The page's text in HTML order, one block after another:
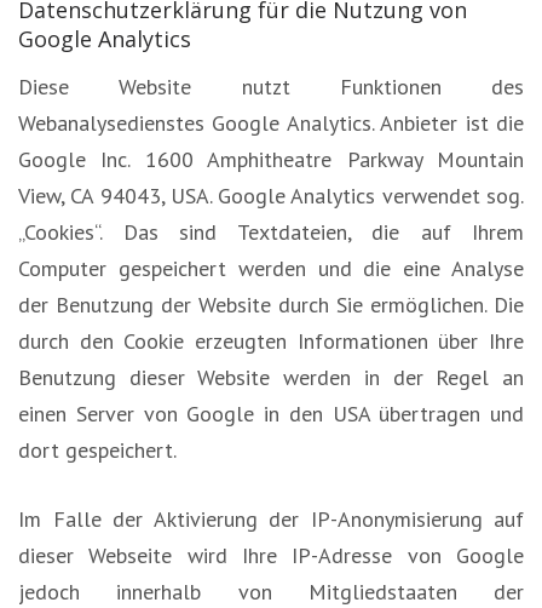
Datenschutzerklärung für die Nutzung von
Google Analytics
Diese Website nutzt Funktionen des
Webanalysedienstes Google Analytics. Anbieter ist die
Google Inc. 1600 Amphitheatre Parkway Mountain
View, CA 94043, USA. Google Analytics verwendet sog.
„Cookies“. Das sind Textdateien, die auf Ihrem
Computer gespeichert werden und die eine Analyse
der Benutzung der Website durch Sie ermöglichen. Die
durch den Cookie erzeugten Informationen über Ihre
Benutzung dieser Website werden in der Regel an
einen Server von Google in den USA übertragen und
dort gespeichert.
Im Falle der Aktivierung der IP-Anonymisierung auf
dieser Webseite wird Ihre IP-Adresse von Google
jedoch innerhalb von Mitgliedstaaten der